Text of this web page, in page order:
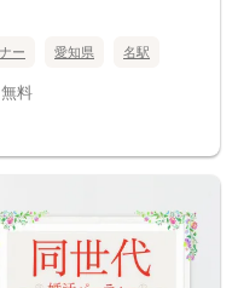
ー 愛知県 名駅
無料